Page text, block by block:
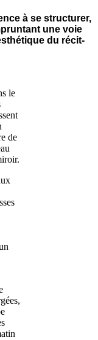
à se structurer,
une voie
du récit-
le
de